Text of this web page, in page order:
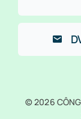
© 2026 CÔNG